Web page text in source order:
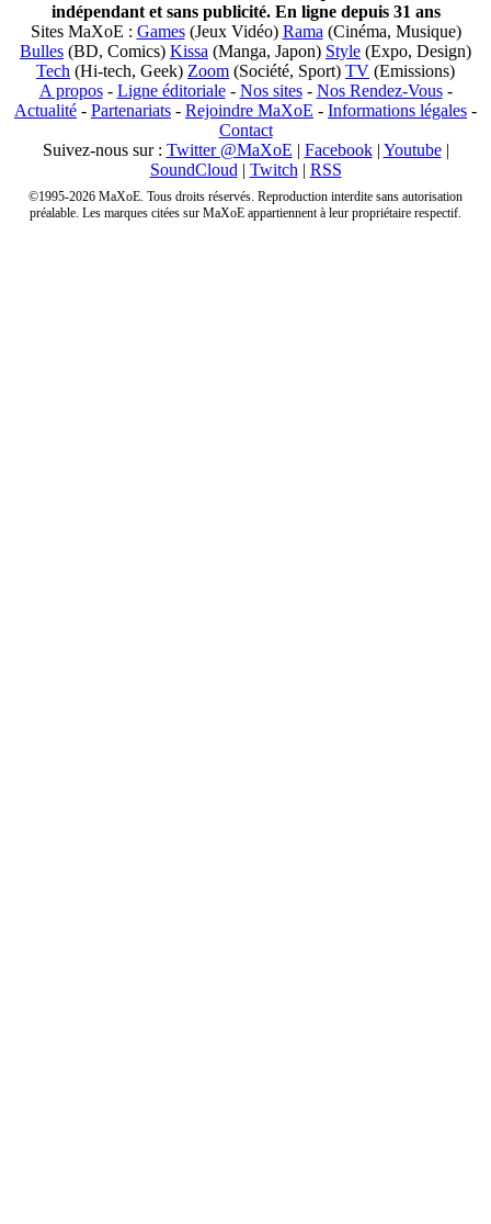
indépendant et sans publicité. En ligne depuis 31 ans
Sites MaXoE : Games(Jeux Vidéo) Rama (Cinéma, Musique)
Bulles (BD, Comics) Kissa (Manga, Japon) Style (Expo, Design)
Tech (Hi-tech, Geek) Zoom (Société, Sport) TV (Emissions)
A propos- Ligne éditoriale- Nos sites- Nos Rendez-Vous-
Actualité - Partenariats - Rejoindre MaXoE - Informations légales -
Contact
Suivez-nous sur : Twitter @MaXoE | Facebook| Youtube|
SoundCloud | Twitch | RSS
©1995-2026 MaXoE. Tous droits réservés. Reproduction interdite sans autorisation
préalable. Les marques citées sur MaXoE appartiennent à leur propriétaire respectif.